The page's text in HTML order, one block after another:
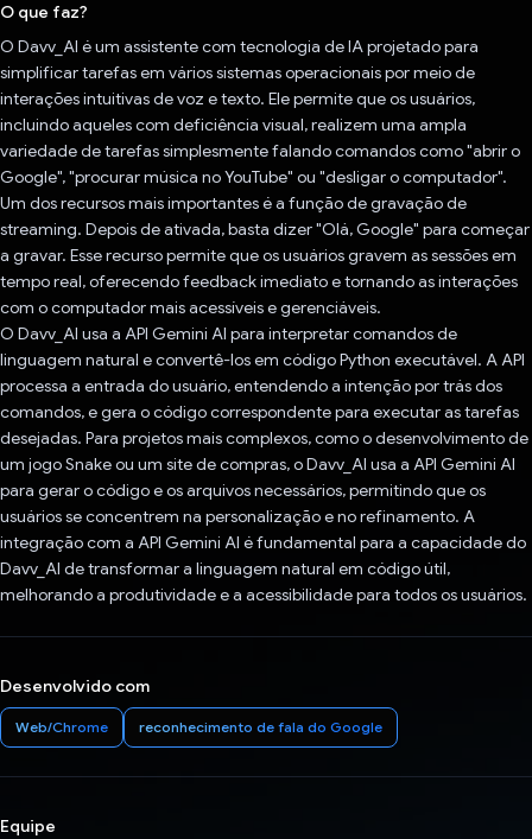
O que faz?
O Davv_AI é um assistente com tecnologia de IA projetado para
simplificar tarefas em vários sistemas operacionais por meio de
interações intuitivas de voz e texto. Ele permite que os usuários,
incluindo aqueles com deficiência visual, realizem uma ampla
variedade de tarefas simplesmente falando comandos como "abrir o
Google", "procurar música no YouTube" ou "desligar o computador".
Um dos recursos mais importantes é a função de gravação de
streaming. Depois de ativada, basta dizer "Olá, Google" para começar
a gravar. Esse recurso permite que os usuários gravem as sessões em
tempo real, oferecendo feedback imediato e tornando as interações
com o computador mais acessíveis e gerenciáveis.
O Davv_AI usa a API Gemini AI para interpretar comandos de
linguagem natural e convertê-los em código Python executável. A API
processa a entrada do usuário, entendendo a intenção por trás dos
comandos, e gera o código correspondente para executar as tarefas
desejadas. Para projetos mais complexos, como o desenvolvimento de
um jogo Snake ou um site de compras, o Davv_AI usa a API Gemini AI
para gerar o código e os arquivos necessários, permitindo que os
usuários se concentrem na personalização e no refinamento. A
integração com a API Gemini AI é fundamental para a capacidade do
Davv_AI de transformar a linguagem natural em código útil,
melhorando a produtividade e a acessibilidade para todos os usuários.
Desenvolvido com
Web/Chrome reconhecimento de fala do Google
Equipe